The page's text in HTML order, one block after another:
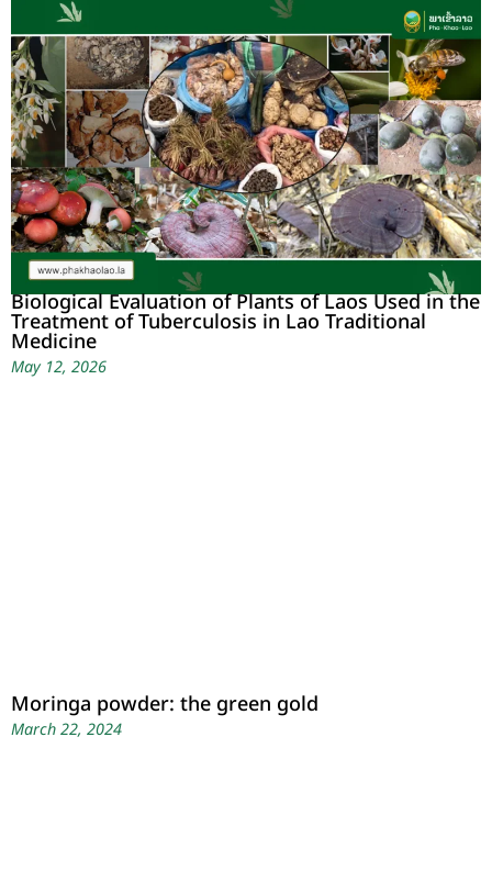
Biological Evaluation of Plants of Laos Used in the
Treatment of Tuberculosis in Lao Traditional
Medicine
May 12, 2026
Moringa powder: the green gold
March 22, 2024